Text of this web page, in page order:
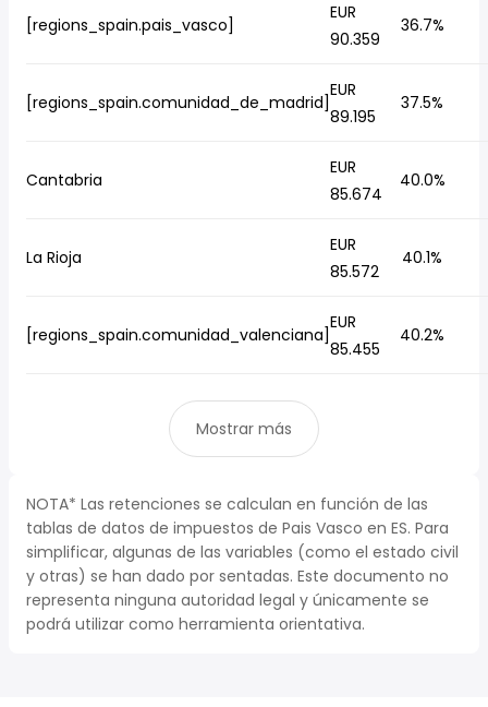
[regions_spain.pais_vasco]
EUR
90.359
36.7%
[regions_spain.comunidad_de_madrid]
EUR
89.195
37.5%
Cantabria
EUR
85.674
40.0%
La Rioja
EUR
85.572
40.1%
[regions_spain.comunidad_valenciana]
EUR
85.455
40.2%
Mostrar más
NOTA* Las retenciones se calculan en función de las
tablas de datos de impuestos de Pais Vasco en ES. Para
simplificar, algunas de las variables (como el estado civil
y otras) se han dado por sentadas. Este documento no
representa ninguna autoridad legal y únicamente se
podrá utilizar como herramienta orientativa.